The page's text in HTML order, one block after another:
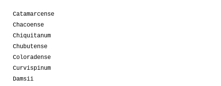
Catamarcense
Chacoense
Chiquitanum
Chubutense
Coloradense
Curvispinum
Damsii